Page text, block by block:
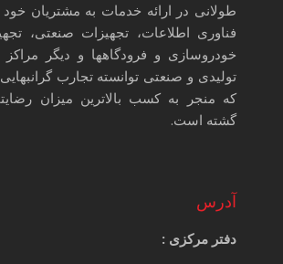
طولانی در ارائه خدمات به مشتریان
فناوری اطلاعات، تجهیزات صنعتی،
خودروسازی و فرودگاهها و دیگر
تولیدی و صنعتی توانسته تجارب
که منجر به کسب بالاترین میزان
گشته است.
آدرس
دفتر مرکزی :